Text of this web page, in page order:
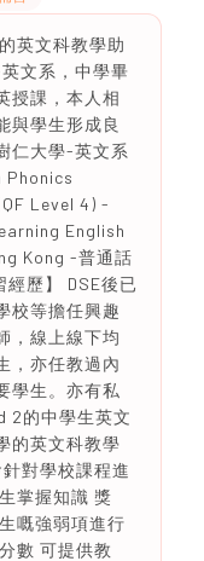
英文科教學助
文系，中學畢
授課，本人相
與學生形成良
仁大學-英文系
Level 4) -
English
Kong -普通話
歷】 DSE後已
校等擔任興趣
，線上線下均
，亦任教過內
學生。亦有私
2的中學生英文
的英文科教學
對學校課程進
掌握知識 獎
嘅強弱項進行
數 可提供教